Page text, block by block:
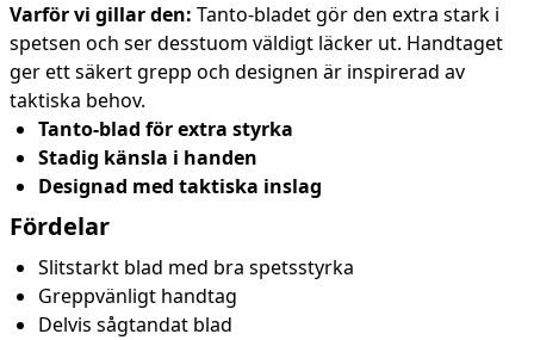
Varför vi gillar den: Tanto-bladet gör den extra stark i
spetsen och ser desstuom väldigt läcker ut. Handtaget
ger ett säkert grepp och designen är inspirerad av
taktiska behov.
Tanto-blad för extra styrka
Stadig känsla i handen
Designad med taktiska inslag
Fördelar
Slitstarkt blad med bra spetsstyrka
Greppvänligt handtag
Delvis sågtandat blad